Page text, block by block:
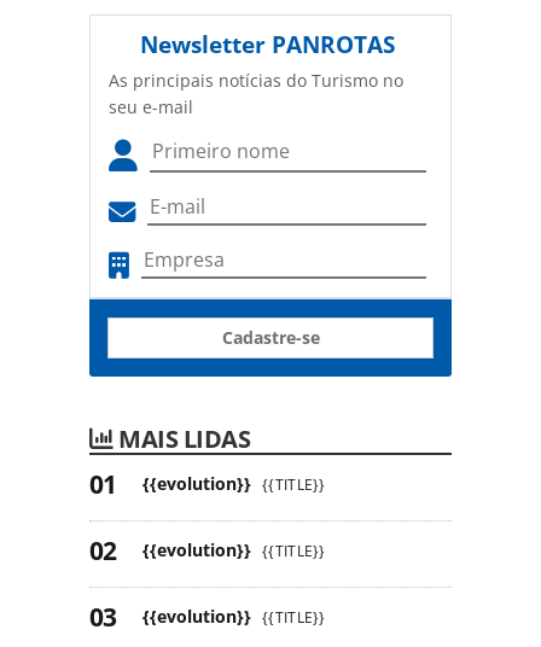
Newsletter PANROTAS
As principais notícias do Turismo no
seu e-mail
Cadastre-se
MAIS LIDAS
{{evolution}} {{TITLE}}
{{evolution}} {{TITLE}}
{{evolution}} {{TITLE}}